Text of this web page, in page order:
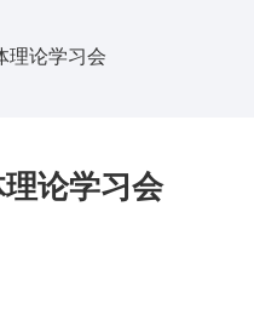
理论学习会
论学习会